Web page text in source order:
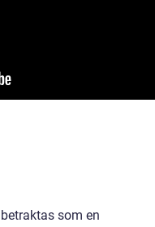
som en